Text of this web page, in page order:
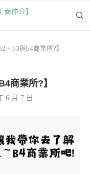
、b3與b4商業所?】
商業所?】
6 月 7 日